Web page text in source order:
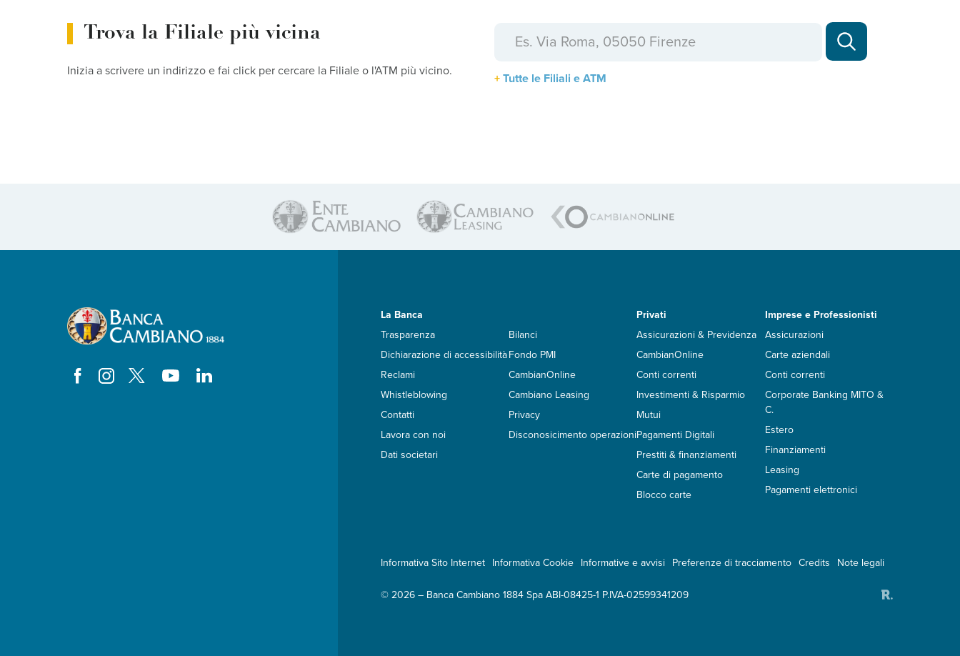
Trova la Filiale più vicina
Inizia a scrivere un indirizzo e fai click per cercare la Filiale o l'ATM più vicino.
Tutte le Filiali e ATM
La Banca
Trasparenza
Dichiarazione di accessibilità
Reclami
Whistleblowing
Contatti
Lavora con noi
Dati societari
Bilanci
Fondo PMI
CambianOnline
Cambiano Leasing
Privacy
Disconosicimento operazioni
Privati
Assicurazioni & Previdenza
CambianOnline
Conti correnti
Investimenti & Risparmio
Mutui
Pagamenti Digitali
Prestiti & finanziamenti
Carte di pagamento
Blocco carte
Imprese e Professionisti
Assicurazioni
Carte aziendali
Conti correnti
Corporate Banking MITO &
C.
Estero
Finanziamenti
Leasing
Pagamenti elettronici
Informativa Sito Internet Informativa Cookie Informative e avvisi Preferenze di tracciamento Credits Note legali
© 2026 – Banca Cambiano 1884 Spa ABI-08425-1 P.IVA-02599341209